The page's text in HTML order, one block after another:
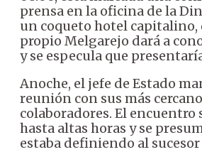
prensa en la oficina de la
un coqueto hotel capitalino,
propio Melgarejo dará a
y se especula que
Anoche, el jefe de Estado
reunión con sus más
colaboradores. El encuentro
hasta altas horas y se
estaba definiendo al